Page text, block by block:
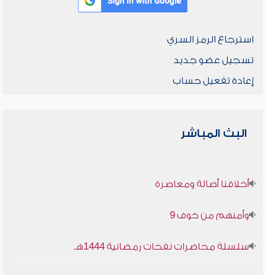
استرجاع الرمز السري
تسجيل عضو جديد
إعادة تفعيل حساب
البث المباشر
أخلاقنا أصالة ومعاصرة
وأمنهم من خوف 9
سلسلة محاضرات نفحات رمضانية 1444هـ